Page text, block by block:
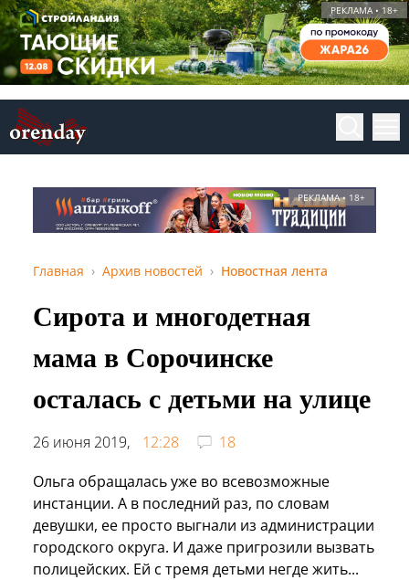
РЕКЛАМА • 18+
РЕКЛАМА • 18+
Главная Архив новостей Новостная лента
Сирота и многодетная
мама в Сорочинске
осталась с детьми на улице
26 июня 2019, 12:28
18
Ольга обращалась уже во всевозможные
инстанции. А в последний раз, по словам
девушки, ее просто выгнали из администрации
городского округа. И даже пригрозили вызвать
полицейских. Ей с тремя детьми негде жить...